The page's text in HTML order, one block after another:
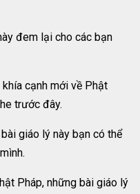
đem lại cho các bạn
cạnh mới về Phật
trước đây.
giáo lý này bạn có thể
Pháp, những bài giáo lý